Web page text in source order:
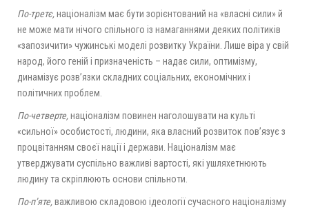
По-третє,націоналізм має бути зорієнтований на «власні сили» й
не може мати нічого спільного із намаганнями деяких політиків
«запозичити» чужинські моделі розвитку України. Лише віра у свій
народ, його геній і призначеність – надає сили, оптимізму,
динамізує розв’язки складних соціальних, економічних і
політичних проблем.
По-четверте,націоналізм повинен наголошувати на культі
«сильної» особистості, людини, яка власний розвиток пов’язує з
процвітанням своєї нації і держави. Націоналізм має
утверджувати суспільно важливі вартості, які ушляхетнюють
людину та скріплюють основи спільноти.
По-п’яте,важливою складовою ідеології сучасного націоналізму